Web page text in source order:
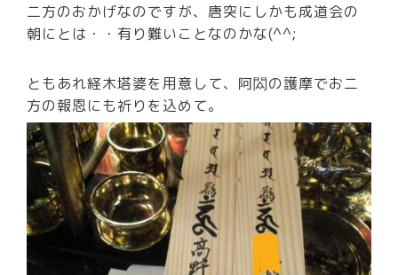
二方のおかげなのですが、唐突にしかも成道会の
朝にとは・・有り難いことなのかな(^^;
ともあれ経木塔婆を用意して、阿閦の護摩でお二
方の報恩にも祈りを込めて。